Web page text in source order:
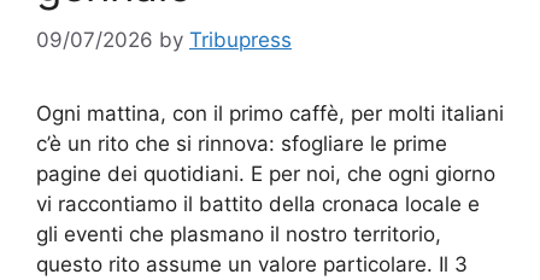
09/07/2026 by Tribupress
Ogni mattina, con il primo caffè, per molti italiani
c’è un rito che si rinnova: sfogliare le prime
pagine dei quotidiani. E per noi, che ogni giorno
vi raccontiamo il battito della cronaca locale e
gli eventi che plasmano il nostro territorio,
questo rito assume un valore particolare. Il 3